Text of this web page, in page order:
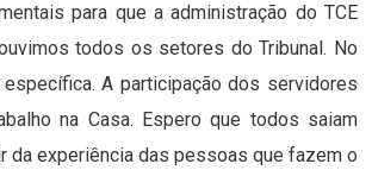
para que a administração do TCE
todos os setores do Tribunal. No
A participação dos servidores
na Casa. Espero que todos saiam
da experiência das pessoas que fazem o